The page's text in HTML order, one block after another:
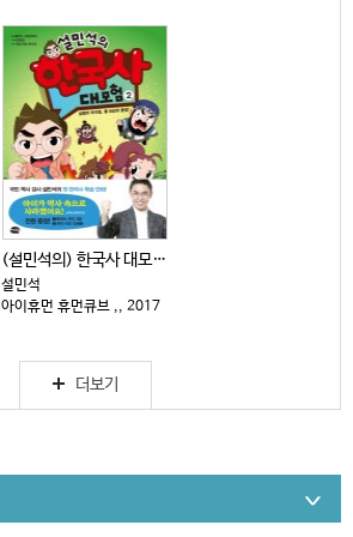
(설민석의) 한국사 대모험 : 설쌤의 라이벌, 황 대감...
설민석
아이휴먼 휴먼큐브 ,, 2017
더보기